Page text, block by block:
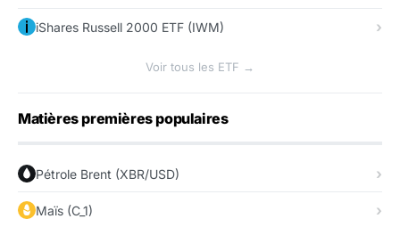
iShares Russell 2000 ETF (IWM)
Voir tous les ETF →
Matières premières populaires
Pétrole Brent (XBR/USD)
Maïs (C_1)